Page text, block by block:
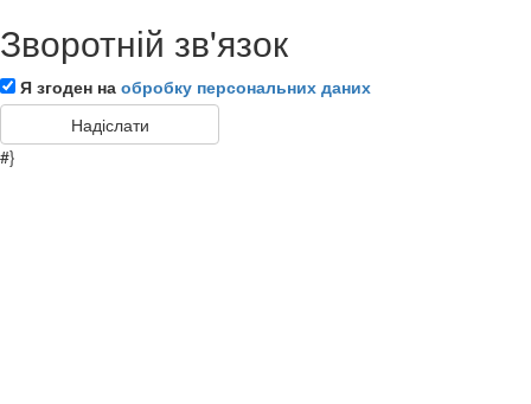
Зворотній зв'язок
Я згоден на обробку персональних даних
#}